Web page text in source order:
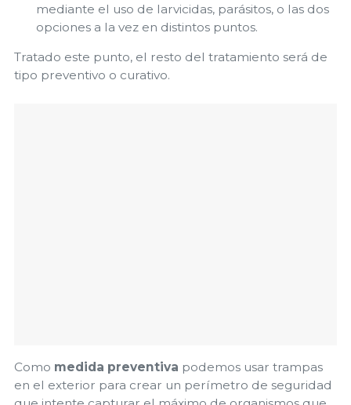
mediante el uso de larvicidas, parásitos, o las dos
opciones a la vez en distintos puntos.
Tratado este punto, el resto del tratamiento será de
tipo preventivo o curativo.
Como medida preventiva podemos usar trampas
en el exterior para crear un perímetro de seguridad